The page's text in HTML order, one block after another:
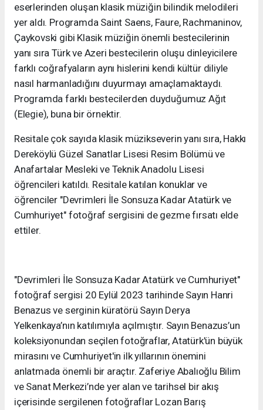
eserlerinden oluşan klasik müziğin bilindik melodileri
yer aldı. Programda Saint Saens, Faure, Rachmaninov,
Çaykovski gibi Klasik müziğin önemli bestecilerinin
yanı sıra Türk ve Azeri bestecilerin oluşu dinleyicilere
farklı coğrafyaların aynı hislerini kendi kültür diliyle
nasıl harmanladığını duyurmayı amaçlamaktaydı.
Programda farklı bestecilerden duyduğumuz Ağıt
(Elegie), buna bir örnektir.
Resitale çok sayıda klasik müzikseverin yanı sıra, Hakkı
Dereköylü Güzel Sanatlar Lisesi Resim Bölümü ve
Anafartalar Mesleki ve Teknik Anadolu Lisesi
öğrencileri katıldı. Resitale katılan konuklar ve
öğrenciler "Devrimleri İle Sonsuza Kadar Atatürk ve
Cumhuriyet" fotoğraf sergisini de gezme fırsatı elde
ettiler.
"Devrimleri İle Sonsuza Kadar Atatürk ve Cumhuriyet"
fotoğraf sergisi 20 Eylül 2023 tarihinde Sayın Hanri
Benazus ve serginin küratörü Sayın Derya
Yelkenkaya’nın katılımıyla açılmıştır. Sayın Benazus’un
koleksiyonundan seçilen fotoğraflar, Atatürk'ün büyük
mirasını ve Cumhuriyet'in ilk yıllarının önemini
anlatmada önemli bir araçtır. Zaferiye Abalıoğlu Bilim
ve Sanat Merkezi’nde yer alan ve tarihsel bir akış
içerisinde sergilenen fotoğraflar Lozan Barış